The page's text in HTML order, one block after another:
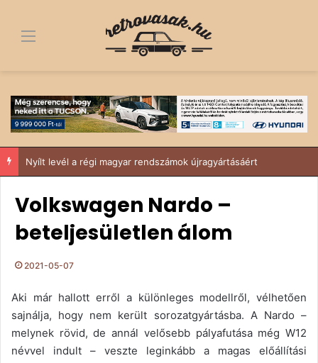
Menü
Nyílt levél a régi magyar rendszámok újragyártásáért
Volkswagen Nardo –
beteljesületlen álom
2021-05-07
Aki már hallott erről a különleges modellről, vélhetően
sajnálja, hogy nem került sorozatgyártásba. A Nardo –
melynek rövid, de annál velősebb pályafutása még W12
névvel indult – veszte leginkább a magas előállítási